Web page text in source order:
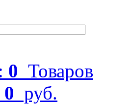
0 Товаров
0 руб.